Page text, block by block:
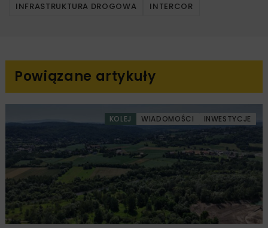
INFRASTRUKTURA DROGOWA
INTERCOR
Powiązane artykuły
KOLEJ WIADOMOŚCI INWESTYCJE